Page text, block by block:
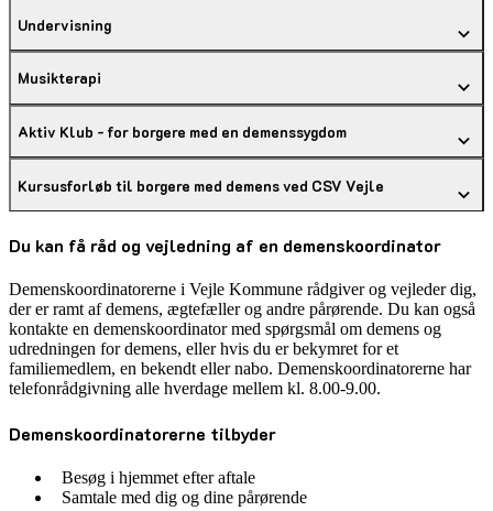
Undervisning
Musikterapi
Aktiv Klub - for borgere med en demenssygdom
Kursusforløb til borgere med demens ved CSV Vejle
Du kan få råd og vejledning af en demenskoordinator
Demenskoordinatorerne i Vejle Kommune rådgiver og vejleder dig,
der er ramt af demens, ægtefæller og andre pårørende. Du kan også
kontakte en demenskoordinator med spørgsmål om demens og
udredningen for demens, eller hvis du er bekymret for et
familiemedlem, en bekendt eller nabo. Demenskoordinatorerne har
telefonrådgivning alle hverdage mellem kl. 8.00-9.00.
Demenskoordinatorerne tilbyder
Besøg i hjemmet efter aftale
Samtale med dig og dine pårørende